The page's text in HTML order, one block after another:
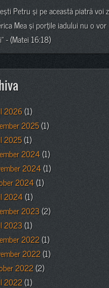
Petru şi pe această piatră voi
Mea şi porţile iadului nu o vor
- (Matei 16:18)
2026(1)
2025(1)
2025(1)
2024(1)
2024(1)
2024(1)
2024(1)
2023(2)
2023(1)
2022(1)
2022(1)
2022(2)
2022(1)